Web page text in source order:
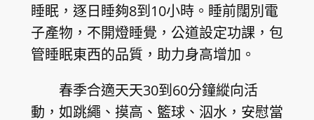
睡眠，逐日睡夠8到10小時。睡前闊別電
子產物，不開燈睡覺，公道設定功課，包
管睡眠東西的品質，助力身高增加。
春季合適天天30到60分鐘縱向活
動，如跳繩、摸高、籃球、泅水，安慰當